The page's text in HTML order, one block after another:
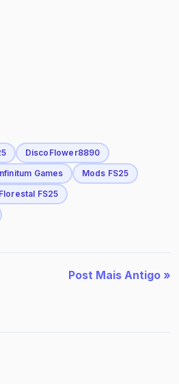
DiscoFlower8890
Games
Mods FS25
FS25
Post Mais Antigo »